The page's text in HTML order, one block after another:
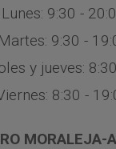
Lunes: 9:30 -
Martes: 9:30 -
y jueves:
8:30 -
MORALEJA-